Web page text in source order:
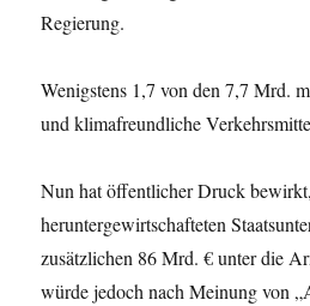
Regierung.
Wenigstens 1,7 von den 7,7 Mrd.
und klimafreundliche
Nun hat öffentlicher Druck
heruntergewirtschafteten
zusätzlichen 86 Mrd. € unter die
würde jedoch nach Meinung von